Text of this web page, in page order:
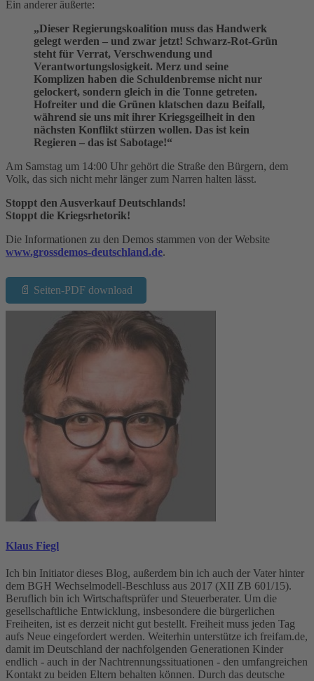
Ein anderer äußerte:
„Dieser Regierungskoalition muss das Handwerk
gelegt werden – und zwar jetzt! Schwarz-Rot-Grün
steht für Verrat, Verschwendung und
Verantwortungslosigkeit. Merz und seine
Komplizen haben die Schuldenbremse nicht nur
gelockert, sondern gleich in die Tonne getreten.
Hofreiter und die Grünen klatschen dazu Beifall,
während sie uns mit ihrer Kriegsgeilheit in den
nächsten Konflikt stürzen wollen. Das ist kein
Regieren – das ist Sabotage!“
Am Samstag um 14:00 Uhr gehört die Straße den Bürgern, dem
Volk, das sich nicht mehr länger zum Narren halten lässt.
Stoppt den Ausverkauf Deutschlands!
Stoppt die Kriegsrhetorik!
Die Informationen zu den Demos stammen von der Website
www.grossdemos-deutschland.de.
📄 Seiten-PDF download
Klaus Fiegl
Ich bin Initiator dieses Blog, außerdem bin ich auch der Vater hinter
dem BGH Wechselmodell-Beschluss aus 2017 (XII ZB 601/15).
Beruflich bin ich Wirtschaftsprüfer und Steuerberater. Um die
gesellschaftliche Entwicklung, insbesondere die bürgerlichen
Freiheiten, ist es derzeit nicht gut bestellt. Freiheit muss jeden Tag
aufs Neue eingefordert werden. Weiterhin unterstütze ich freifam.de,
damit im Deutschland der nachfolgenden Generationen Kinder
endlich - auch in der Nachtrennungssituationen - den umfangreichen
Kontakt zu beiden Eltern behalten können. Durch das deutsche